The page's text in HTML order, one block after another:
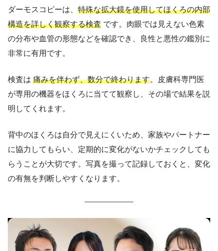
ダーモスコピーは、 特殊な拡大鏡を使用してほくろの内部
構造を詳しく観察する検査 です。肉眼では見えない色素
の分布や血管の形態などを確認でき、良性と悪性の鑑別に
非常に有用です。
検査は 痛みを伴わず、数分で終わります。皮膚科専門医
が専用の機器をほくろに当てて観察し、その場で結果を説
明してくれます。
背中のほくろは自分で見えにくいため、家族やパートナー
に協力してもらい、定期的に変化がないかチェックしても
らうことが大切です。写真を撮って記録しておくと、変化
の有無を判断しやすくなります。